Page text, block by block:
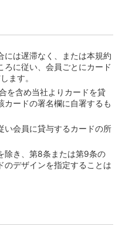
グ利用手数料の計算方
ョッピング利用手数料の
払い〔定額方式〕の支払
には遅滞なく、または本規約
ろに従い、会員ごとにカード
ます。
を含め当社よりカードを貸
カードの署名欄に自署するも
い会員に貸与するカードの所
除き、第8条または第9条の
のデザインを指定することは